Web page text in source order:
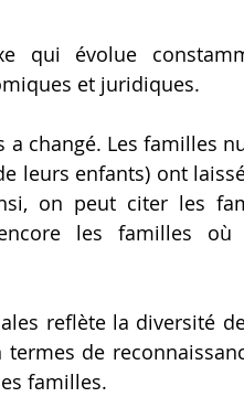
qui évolue
et juridiques.
changé. Les familles
leurs enfants) ont
on peut citer les
les familles où
reflète la diversité
de
familles.